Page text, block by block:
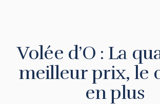
Volée d’O : La
meilleur prix, le
en plus